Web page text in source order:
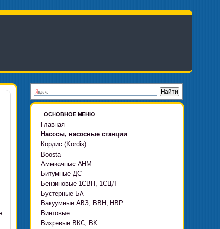
ОСНОВНОЕ МЕНЮ
Главная
Насосы, насосные станции
Кордис (Kordis)
Boosta
Boosta-F
Boosta-L
Boosta-APD установки
Аммиачные АНМ
Битумные ДС
Бензиновые 1СВН, 1СЦЛ
Бустерные БА
Вакуумные АВЗ, ВВН, НВР
Винтовые
Вихревые ВКС, ВК